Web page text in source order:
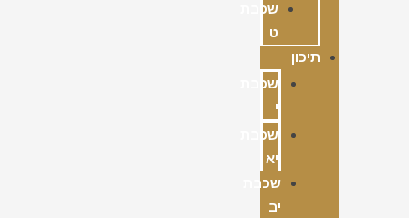
שכבת
ט
תיכון
שכבת
י
שכבת
יא
שכבת
יב